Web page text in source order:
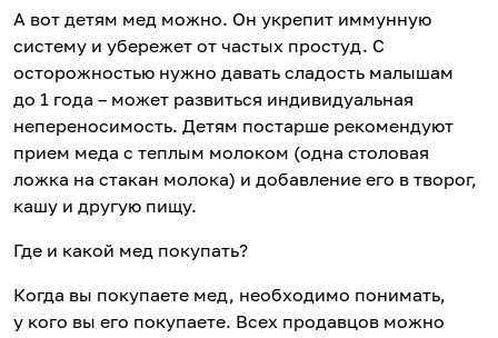
А вот детям мед можно. Он укрепит иммунную
систему и убережет от частых простуд. С
осторожностью нужно давать сладость малышам
до 1 года – может развиться индивидуальная
непереносимость. Детям постарше рекомендуют
прием меда с теплым молоком (одна столовая
ложка на стакан молока) и добавление его в творог,
кашу и другую пищу.
Где и какой мед покупать?
Когда вы покупаете мед, необходимо понимать,
у кого вы его покупаете. Всех продавцов можно